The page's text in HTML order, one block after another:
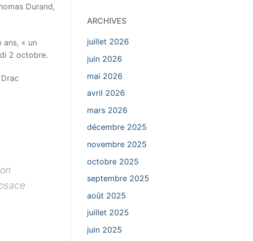
Durand,
« un
2 octobre.
ARCHIVES
juillet 2026
juin 2026
mai 2026
avril 2026
mars 2026
décembre 2025
novembre 2025
octobre 2025
septembre 2025
août 2025
juillet 2025
juin 2025